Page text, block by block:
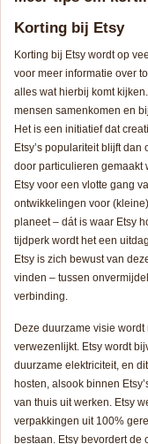
Korting bij Etsy
Korting bij Etsy wordt op
voor meer informatie over
alles wat hierbij komt
mensen samenkomen en
Het is een initiatief dat
Etsy’s populariteit blijft
door particulieren gemaakt
Etsy voor een vlotte gang
ontwikkelingen voor
planeet – dát is waar Etsy
tijdperk wordt het een
Etsy is zich bewust van
vinden – tussen
verbinding.
Deze duurzame visie
verwezenlijkt. Etsy wordt
duurzame elektriciteit, en
hosten, alsook binnen
van thuis uit werken. Etsy
verpakkingen uit 100%
bestaan. Etsy bevordert de